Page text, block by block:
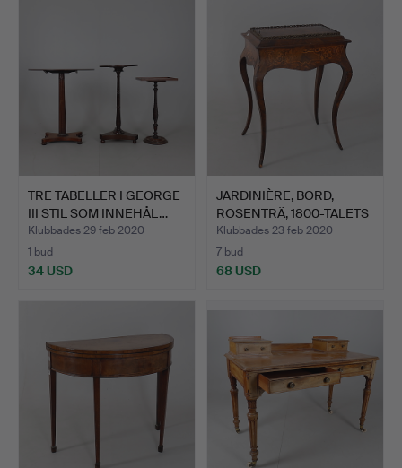
TRE TABELLER I GEORGE
III STIL SOM INNEHÅL…
Klubbades 29 feb 2020
1 bud
34 USD
JARDINIÈRE, BORD,
ROSENTRÄ, 1800-TALETS
SL…
Klubbades 23 feb 2020
7 bud
68 USD